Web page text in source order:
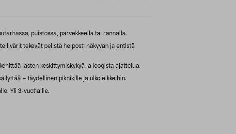
puistossa, parvekkeella tai rannalla.
tekevät pelistä helposti näkyvän ja entistä
lasten keskittymiskykyä ja loogista ajattelua.
– täydellinen piknikille ja ulkoleikkeihin.
Yli 3-vuotiaille.